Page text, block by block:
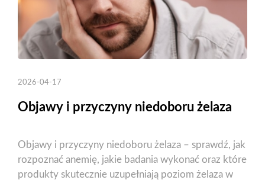
2026-04-17
Objawy i przyczyny niedoboru żelaza
Objawy i przyczyny niedoboru żelaza – sprawdź, jak
rozpoznać anemię, jakie badania wykonać oraz które
produkty skutecznie uzupełniają poziom żelaza w